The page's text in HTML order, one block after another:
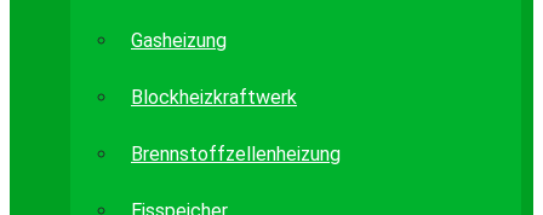
Gasheizung
Blockheizkraftwerk
Brennstoffzellenheizung